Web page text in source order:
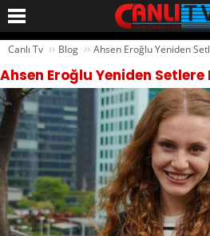
Canlı Tv ›› Blog ›› Ahsen Eroğlu Yeniden
Ahsen Eroğlu Yeniden